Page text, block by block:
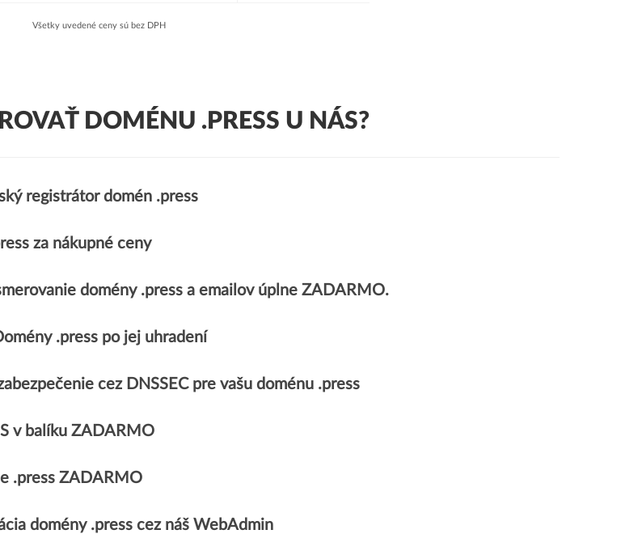
Všetky uvedené ceny sú bez DPH
DOMÉNU .PRESS U NÁS?
registrátor domén .press
za nákupné ceny
domény .press a emailov úplne ZADARMO.
.press po jej uhradení
cez DNSSEC pre vašu doménu .press
v balíku ZADARMO
.press ZADARMO
domény .press cez náš WebAdmin